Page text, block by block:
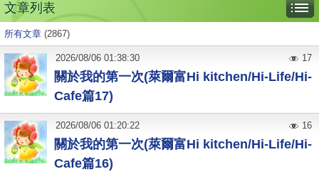
文章列表
所有文章 (2867)
關於我的第一次(萊爾富Hi kitchen/Hi-Life/Hi-
Cafe篇17)
2026/08/06 01:38:30 17
關於我的第一次(萊爾富Hi kitchen/Hi-Life/Hi-
Cafe篇16)
2026/08/06 01:20:22 16